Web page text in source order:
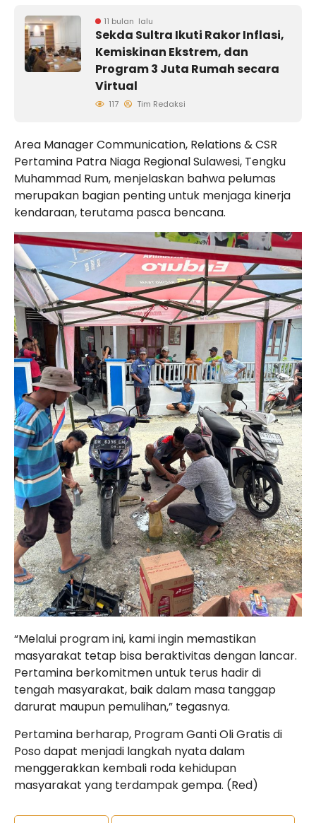
11 bulan lalu
Sekda Sultra Ikuti Rakor Inflasi,
Kemiskinan Ekstrem, dan
Program 3 Juta Rumah secara
Virtual
117 Tim Redaksi
Area Manager Communication, Relations & CSR
Pertamina Patra Niaga Regional Sulawesi, Tengku
Muhammad Rum, menjelaskan bahwa pelumas
merupakan bagian penting untuk menjaga kinerja
kendaraan, terutama pasca bencana.
“Melalui program ini, kami ingin memastikan
masyarakat tetap bisa beraktivitas dengan lancar.
Pertamina berkomitmen untuk terus hadir di
tengah masyarakat, baik dalam masa tanggap
darurat maupun pemulihan,” tegasnya.
Pertamina berharap, Program Ganti Oli Gratis di
Poso dapat menjadi langkah nyata dalam
menggerakkan kembali roda kehidupan
masyarakat yang terdampak gempa. (Red)